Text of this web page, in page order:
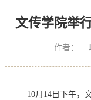
文传学院举
作者：
10月14日下午，